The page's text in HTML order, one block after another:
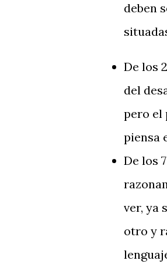
deben
De los
del
pero el
piensa
De los
ver, ya
otro y